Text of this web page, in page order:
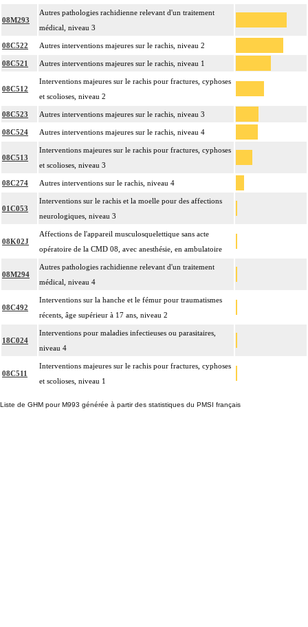
08M293
Autres pathologies rachidienne relevant d'un traitement
médical, niveau 3
08C522 Autres interventions majeures sur le rachis, niveau 2
08C521 Autres interventions majeures sur le rachis, niveau 1
08C512
Interventions majeures sur le rachis pour fractures, cyphoses
et scolioses, niveau 2
08C523 Autres interventions majeures sur le rachis, niveau 3
08C524 Autres interventions majeures sur le rachis, niveau 4
08C513
Interventions majeures sur le rachis pour fractures, cyphoses
et scolioses, niveau 3
08C274 Autres interventions sur le rachis, niveau 4
01C053
Interventions sur le rachis et la moelle pour des affections
neurologiques, niveau 3
08K02J
Affections de l'appareil musculosquelettique sans acte
opératoire de la CMD 08, avec anesthésie, en ambulatoire
08M294
Autres pathologies rachidienne relevant d'un traitement
médical, niveau 4
08C492
Interventions sur la hanche et le fémur pour traumatismes
récents, âge supérieur à 17 ans, niveau 2
18C024
Interventions pour maladies infectieuses ou parasitaires,
niveau 4
08C511
Interventions majeures sur le rachis pour fractures, cyphoses
et scolioses, niveau 1
Liste de GHM pour M993 générée à partir des statistiques du PMSI français